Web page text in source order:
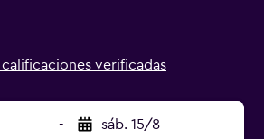
calificaciones verificadas
- sáb. 15/8